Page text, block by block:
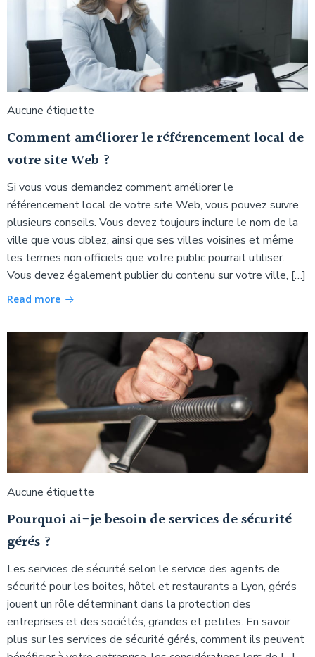
Aucune étiquette
Comment améliorer le référencement local de
votre site Web ?
Si vous vous demandez comment améliorer le
référencement local de votre site Web, vous pouvez suivre
plusieurs conseils. Vous devez toujours inclure le nom de la
ville que vous ciblez, ainsi que ses villes voisines et même
les termes non officiels que votre public pourrait utiliser.
Vous devez également publier du contenu sur votre ville, […]
Read more
Aucune étiquette
Pourquoi ai-je besoin de services de sécurité
gérés ?
Les services de sécurité selon le service des agents de
sécurité pour les boites, hôtel et restaurants a Lyon, gérés
jouent un rôle déterminant dans la protection des
entreprises et des sociétés, grandes et petites. En savoir
plus sur les services de sécurité gérés, comment ils peuvent